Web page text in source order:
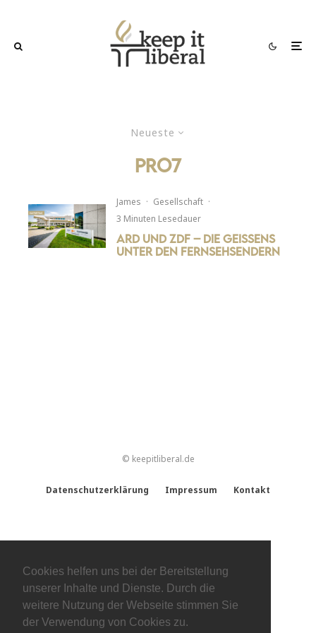
Cookies helfen uns bei der Bereitstellung
unserer Inhalte und Dienste. Durch die
weitere Nutzung der Webseite stimmen Sie
der Verwendung von Cookies zu.
Neueste
pro7
James · Gesellschaft ·
3 Minuten Lesedauer
ARD und ZDF – Die Geissens
unter den Fernsehsendern
© keepitliberal.de
Datenschutzerklärung Impressum Kontakt